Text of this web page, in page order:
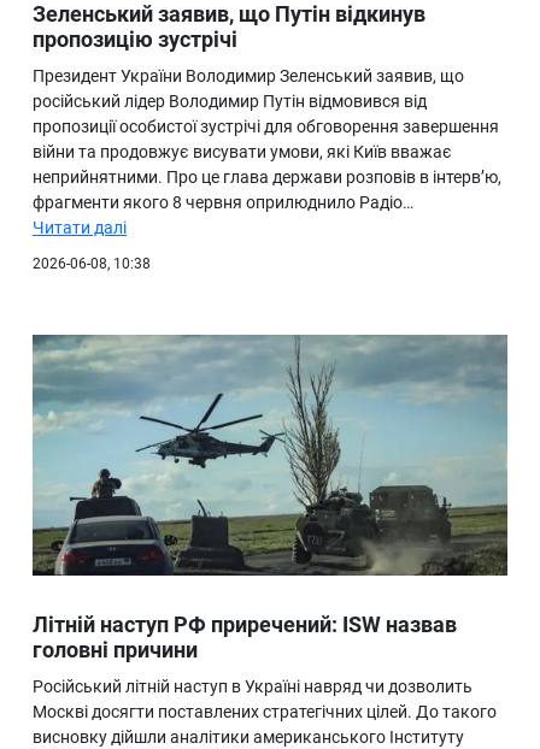
Зеленський заявив, що Путін відкинув
пропозицію зустрічі
Президент України Володимир Зеленський заявив, що
російський лідер Володимир Путін відмовився від
пропозиції особистої зустрічі для обговорення завершення
війни та продовжує висувати умови, які Київ вважає
неприйнятними. Про це глава держави розповів в інтерв’ю,
фрагменти якого 8 червня оприлюднило Радіо…
Читати далі
2026-06-08, 10:38
Літній наступ РФ приречений: ISW назвав
головні причини
Російський літній наступ в Україні навряд чи дозволить
Москві досягти поставлених стратегічних цілей. До такого
висновку дійшли аналітики американського Інституту